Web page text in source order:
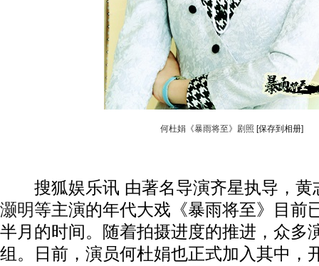
何杜娟《暴雨将至》剧照 [保存到相册]
搜狐娱乐讯 由著名导演齐星执导，黄
灏明等主演的年代大戏《暴雨将至》目前
半月的时间。随着拍摄进度的推进，众多
组。日前，演员何杜娟也正式加入其中，